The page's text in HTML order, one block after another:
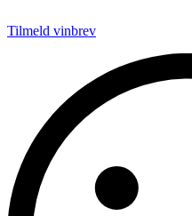
Tilmeld vinbrev